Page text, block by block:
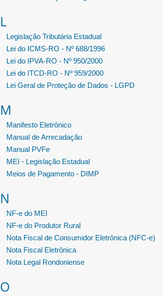
L
Legislação Tributária Estadual
Lei do ICMS-RO - Nº 688/1996
Lei do IPVA-RO - Nº 950/2000
Lei do ITCD-RO - Nº 959/2000
Lei Geral de Proteção de Dados - LGPD
M
Manifesto Eletrônico
Manual de Arrecadação
Manual PVFe
MEI - Legislação Estadual
Meios de Pagamento - DIMP
N
NF-e do MEI
NF-e do Produtor Rural
Nota Fiscal de Consumidor Eletrônica (NFC-e)
Nota Fiscal Eletrônica
Nota Legal Rondoniense
O